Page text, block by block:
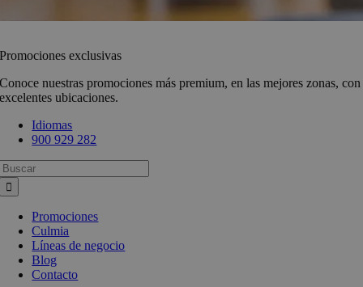
Promociones exclusivas
Conoce nuestras promociones más premium, en las mejores zonas, con
excelentes ubicaciones.
Idiomas
900 929 282
Promociones
Culmia
Líneas de negocio
Blog
Contacto